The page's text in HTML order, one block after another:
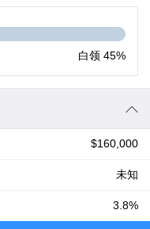
白领 45%
$160,000
未知
3.8%